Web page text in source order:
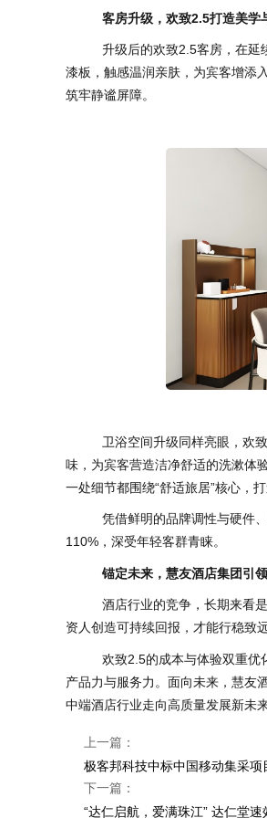
客房升级，欢致2.5打造美学
升级后的欢致2.5客房，在延续
漆板，触感温润亲肤，为宾客增添
筑牢静谧屏障。
卫浴空间升级同样亮眼，欢致
味，为宾客营造洁净舒适的洗漱体
一处细节都围绕“舒适旅居”核心，打
凭借鲜明的品牌调性与硬件、服
110%，深受年轻客群青睐。
锚定未来，慧友酒店集团引
酒店行业的竞争，长期来看是产
资人创造可持续回报，才能行稳致远
欢致2.5的成本与体验双重优化
产品力与服务力。面向未来，慧友
中端酒店行业走向高质量发展新未来
上一篇：
极客邦科技中标中国移动集采项
下一篇：
“达仁启航，爱满珠江” 达仁堂